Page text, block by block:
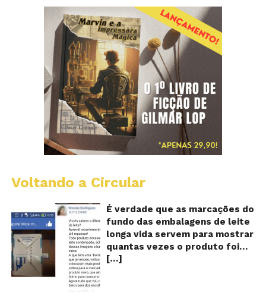
Voltando a Circular
É verdade que as marcações do
fundo das embalagens de leite
longa vida servem para mostrar
quantas vezes o produto foi
reaproveitado? O alerta surgiu
[…]